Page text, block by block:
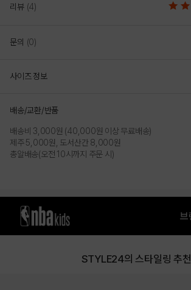
리뷰 (4)
문의 (0)
사이즈 정보
배송/교환/반품
배송비 3,000원 (40,000원 이상 무료배송)
제주 5,000원, 도서산간 8,000원
총알배송(오전 10시까지 주문 시)
STYLE24의 스타일링 추천